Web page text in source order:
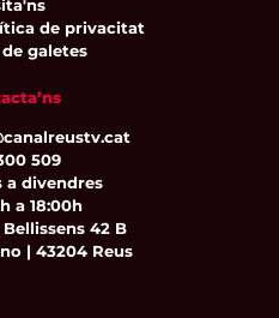
de privacitat
galetes
509
a divendres
a 18:00h
42 B
| 43204 Reus